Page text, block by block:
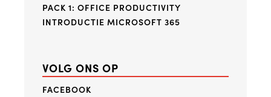
PACK 1: OFFICE PRODUCTIVITY
INTRODUCTIE MICROSOFT 365
VOLG ONS OP
FACEBOOK